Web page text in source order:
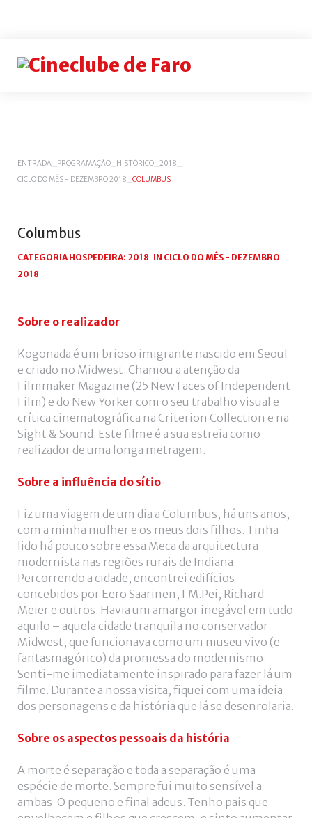
ENTRADA PROGRAMAÇÃO HISTÓRICO 2018
CICLO DO MÊS - DEZEMBRO 2018
COLUMBUS
Columbus
CATEGORIA HOSPEDEIRA: 2018 IN CICLO DO MÊS - DEZEMBRO
2018
Sobre o realizador
Kogonada é um brioso imigrante nascido em Seoul
e criado no Midwest. Chamou a atenção da
Filmmaker Magazine (25 New Faces of Independent
Film) e do New Yorker com o seu trabalho visual e
crítica cinematográfica na Criterion Collection e na
Sight & Sound. Este filme é a sua estreia como
realizador de uma longa metragem.
Sobre a influência do sítio
Fiz uma viagem de um dia a Columbus, há uns anos,
com a minha mulher e os meus dois filhos. Tinha
lido há pouco sobre essa Meca da arquitectura
modernista nas regiões rurais de Indiana.
Percorrendo a cidade, encontrei edifícios
concebidos por Eero Saarinen, I.M.Pei, Richard
Meier e outros. Havia um amargor inegável em tudo
aquilo – aquela cidade tranquila no conservador
Midwest, que funcionava como um museu vivo (e
fantasmagórico) da promessa do modernismo.
Senti-me imediatamente inspirado para fazer lá um
filme. Durante a nossa visita, fiquei com uma ideia
dos personagens e da história que lá se desenrolaria.
Sobre os aspectos pessoais da história
A morte é separação e toda a separação é uma
espécie de morte. Sempre fui muito sensível a
ambas. O pequeno e final adeus. Tenho pais que
Esqueceu-
da
senha?
Facebook
+